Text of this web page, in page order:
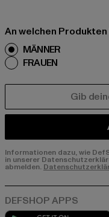
An welchen
MÄNNER
FRAUEN
Informationen dazu, wie
in unserer
abmelden.